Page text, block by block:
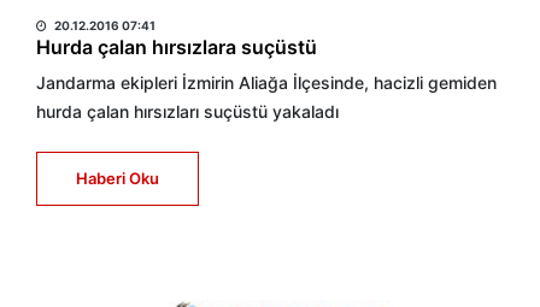
20.12.2016 07:41
Hurda çalan hırsızlara suçüstü
Jandarma ekipleri İzmirin Aliağa İlçesinde, hacizli gemiden
hurda çalan hırsızları suçüstü yakaladı
Haberi Oku